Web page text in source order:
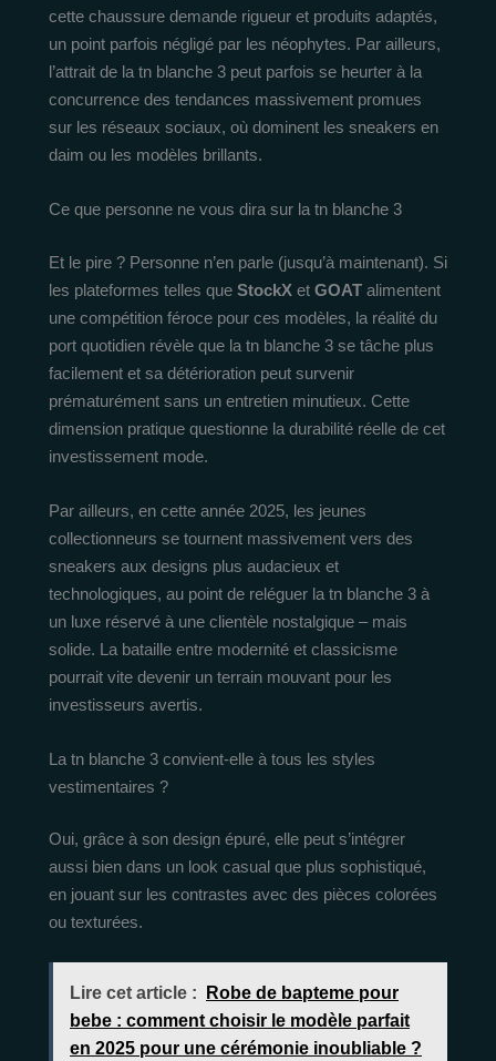
cette chaussure demande rigueur et produits adaptés,
un point parfois négligé par les néophytes. Par ailleurs,
l’attrait de la tn blanche 3 peut parfois se heurter à la
concurrence des tendances massivement promues
sur les réseaux sociaux, où dominent les sneakers en
daim ou les modèles brillants.
Ce que personne ne vous dira sur la tn blanche 3
Et le pire ? Personne n’en parle (jusqu’à maintenant). Si
les plateformes telles que StockX et GOAT alimentent
une compétition féroce pour ces modèles, la réalité du
port quotidien révèle que la tn blanche 3 se tâche plus
facilement et sa détérioration peut survenir
prématurément sans un entretien minutieux. Cette
dimension pratique questionne la durabilité réelle de cet
investissement mode.
Par ailleurs, en cette année 2025, les jeunes
collectionneurs se tournent massivement vers des
sneakers aux designs plus audacieux et
technologiques, au point de reléguer la tn blanche 3 à
un luxe réservé à une clientèle nostalgique – mais
solide. La bataille entre modernité et classicisme
pourrait vite devenir un terrain mouvant pour les
investisseurs avertis.
La tn blanche 3 convient-elle à tous les styles
vestimentaires ?
Oui, grâce à son design épuré, elle peut s’intégrer
aussi bien dans un look casual que plus sophistiqué,
en jouant sur les contrastes avec des pièces colorées
ou texturées.
Lire cet article :
Robe de bapteme pour
bebe : comment choisir le modèle parfait
en 2025 pour une cérémonie inoubliable ?